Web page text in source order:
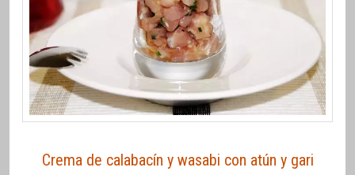
Crema de calabacín y wasabi con atún y gari